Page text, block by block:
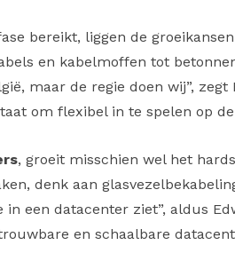
bereikt, liggen de
en kabelmoffen tot
maar de regie doen wij”,
om flexibel in te spelen op
, groeit misschien wel het
denk aan
een datacenter ziet”, aldus
en schaalbare